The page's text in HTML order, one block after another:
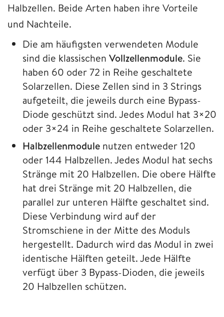
Halbzellen. Beide Arten haben ihre Vorteile
und Nachteile.
Die am häufigsten verwendeten Module
sind die klassischen Vollzellenmodule. Sie
haben 60 oder 72 in Reihe geschaltete
Solarzellen. Diese Zellen sind in 3 Strings
aufgeteilt, die jeweils durch eine Bypass-
Diode geschützt sind. Jedes Modul hat 3×20
oder 3×24 in Reihe geschaltete Solarzellen.
Halbzellenmodule nutzen entweder 120
oder 144 Halbzellen. Jedes Modul hat sechs
Stränge mit 20 Halbzellen. Die obere Hälfte
hat drei Stränge mit 20 Halbzellen, die
parallel zur unteren Hälfte geschaltet sind.
Diese Verbindung wird auf der
Stromschiene in der Mitte des Moduls
hergestellt. Dadurch wird das Modul in zwei
identische Hälften geteilt. Jede Hälfte
verfügt über 3 Bypass-Dioden, die jeweils
20 Halbzellen schützen.